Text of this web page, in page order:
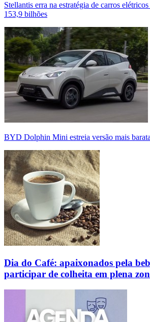
Stellantis erra na estratégia de carros
153,9 bilhões
BYD Dolphin Mini estreia versão mais
Dia do Café: apaixonados pela
participar de colheita em plena